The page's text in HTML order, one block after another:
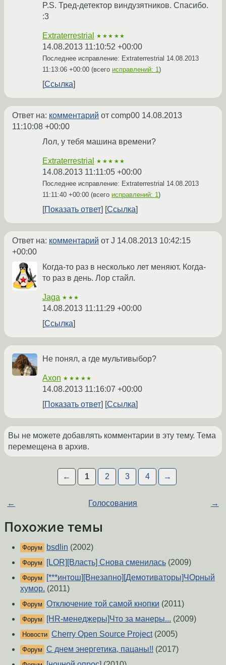
P.S. Тред-детектор виндузятников. Спасибо.
:3
Extraterrestrial ★★★★★
14.08.2013 11:10:52 +00:00
Последнее исправление: Extraterrestrial 14.08.2013
11:13:06 +00:00 (всего исправлений: 1)
Ссылка
Ответ на: комментарий от comp00 14.08.2013
11:10:08 +00:00
Лол, у тебя машина времени?
Extraterrestrial ★★★★★
14.08.2013 11:11:05 +00:00
Последнее исправление: Extraterrestrial 14.08.2013
11:11:40 +00:00 (всего исправлений: 1)
Показать ответ Ссылка
Ответ на: комментарий от J 14.08.2013 10:42:15
+00:00
Когда-то раз в несколько лет меняют. Когда-
то раз в день. Лор стайл.
Jaga ★★★
14.08.2013 11:11:29 +00:00
Ссылка
Не понял, а где мультивыбор?
Axon ★★★★★
14.08.2013 11:16:07 +00:00
Показать ответ
Ссылка
Вы не можете добавлять комментарии в эту тему. Тема
перемещена в архив.
← 1 2 3 4 →
← Голосования →
Похожие темы
Форум bsdlin (2002)
Форум [LOR][Власть] Снова сменилась (2009)
Форум
[***интош][Внезапно][Демотиваторы]ЧОрный
хумор. (2011)
Форум Отключение той самой кнопки (2011)
Форум [HR-менеджеры]Что за манеры... (2009)
Новости Cherry Open Source Project(2005)
Форум С днем энергетика, пацаны!! (2017)